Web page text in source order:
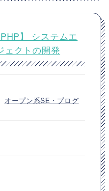
】 システムエ
クトの開発
オープン系SE・プログ